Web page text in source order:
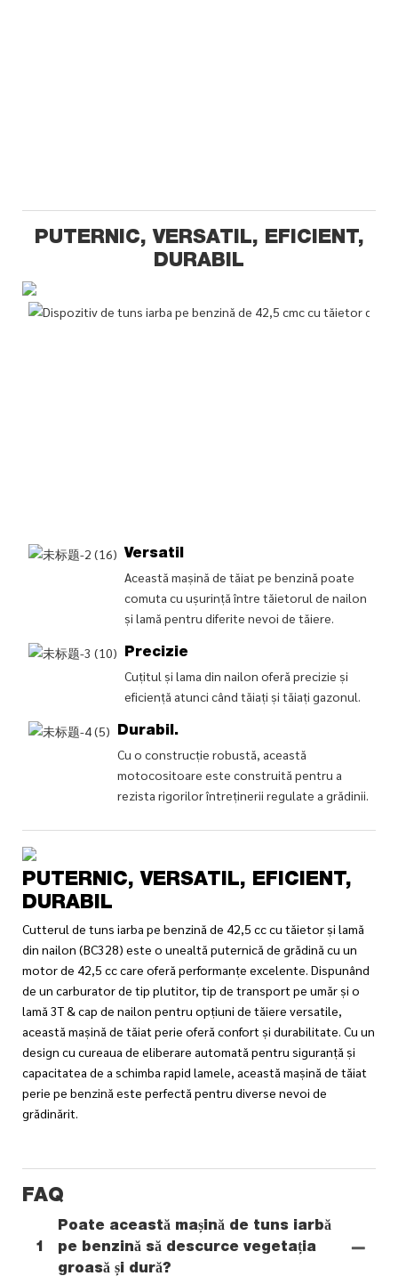
PUTERNIC, VERSATIL, EFICIENT,
DURABIL
Versatil
Această mașină de tăiat pe benzină poate
comuta cu ușurință între tăietorul de nailon
și lamă pentru diferite nevoi de tăiere.
Precizie
Cuțitul și lama din nailon oferă precizie și
eficiență atunci când tăiați și tăiați gazonul.
Durabil.
Cu o construcție robustă, această
motocositoare este construită pentru a
rezista rigorilor întreținerii regulate a grădinii.
PUTERNIC, VERSATIL, EFICIENT,
DURABIL
Cutterul de tuns iarba pe benzină de 42,5 cc cu tăietor și lamă
din nailon (BC328) este o unealtă puternică de grădină cu un
motor de 42,5 cc care oferă performanțe excelente. Dispunând
de un carburator de tip plutitor, tip de transport pe umăr și o
lamă 3T & cap de nailon pentru opțiuni de tăiere versatile,
această mașină de tăiat perie oferă confort și durabilitate. Cu un
design cu cureaua de eliberare automată pentru siguranță și
capacitatea de a schimba rapid lamele, această mașină de tăiat
perie pe benzină este perfectă pentru diverse nevoi de
grădinărit.
FAQ
1
Poate această mașină de tuns iarbă
pe benzină să descurce vegetația
groasă și dură?